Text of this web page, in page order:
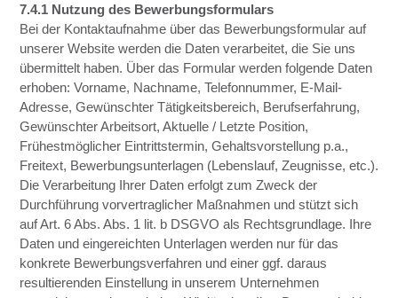
7.4.1 Nutzung des Bewerbungsformulars
Bei der Kontaktaufnahme über das Bewerbungsformular auf
unserer Website werden die Daten verarbeitet, die Sie uns
übermittelt haben. Über das Formular werden folgende Daten
erhoben: Vorname, Nachname, Telefonnummer, E-Mail-
Adresse, Gewünschter Tätigkeitsbereich, Berufserfahrung,
Gewünschter Arbeitsort, Aktuelle / Letzte Position,
Frühestmöglicher Eintrittstermin, Gehaltsvorstellung p.a.,
Freitext, Bewerbungsunterlagen (Lebenslauf, Zeugnisse, etc.).
Die Verarbeitung Ihrer Daten erfolgt zum Zweck der
Durchführung vorvertraglicher Maßnahmen und stützt sich
auf Art. 6 Abs. Abs. 1 lit. b DSGVO als Rechtsgrundlage. Ihre
Daten und eingereichten Unterlagen werden nur für das
konkrete Bewerbungsverfahren und einer ggf. daraus
resultierenden Einstellung in unserem Unternehmen